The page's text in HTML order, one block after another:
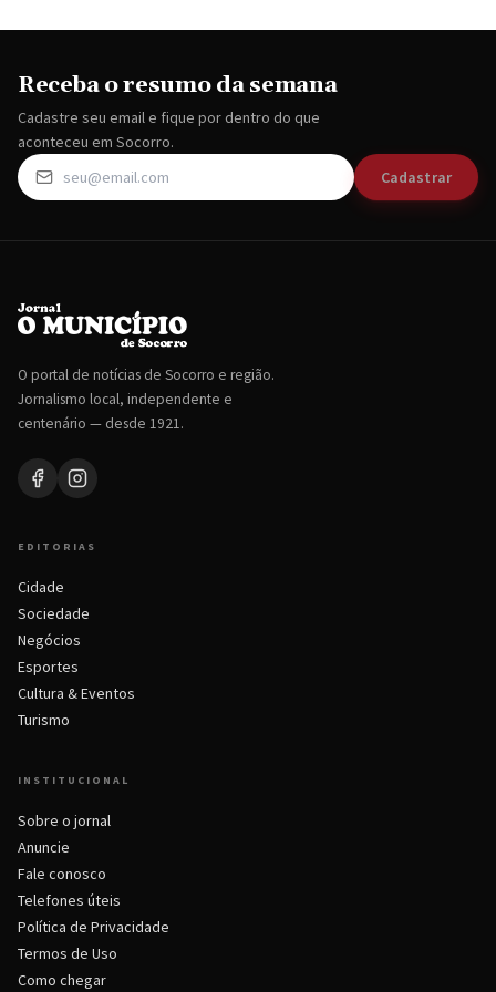
Receba o resumo da semana
Cadastre seu email e fique por dentro do que
aconteceu em Socorro.
Cadastrar
O portal de notícias de Socorro e região.
Jornalismo local, independente e
centenário — desde 1921.
EDITORIAS
Cidade
Sociedade
Negócios
Esportes
Cultura & Eventos
Turismo
INSTITUCIONAL
Sobre o jornal
Anuncie
Fale conosco
Telefones úteis
Política de Privacidade
Termos de Uso
Como chegar